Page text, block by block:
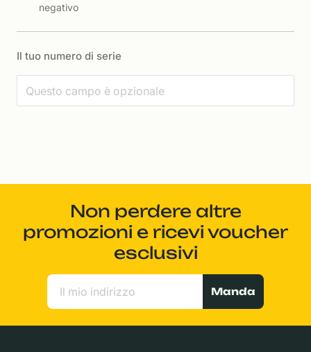
negativo
Il tuo numero di serie
Non perdere altre
promozioni e ricevi voucher
esclusivi
Manda